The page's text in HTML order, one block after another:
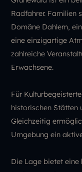
Radfahrer. Familien
Domäne Dahlem,
eine einzigartige
zahlreiche
Erwachsene.
Für
historischen Stätten
Gleichzeitig
Umgebung ein
Die Lage bietet